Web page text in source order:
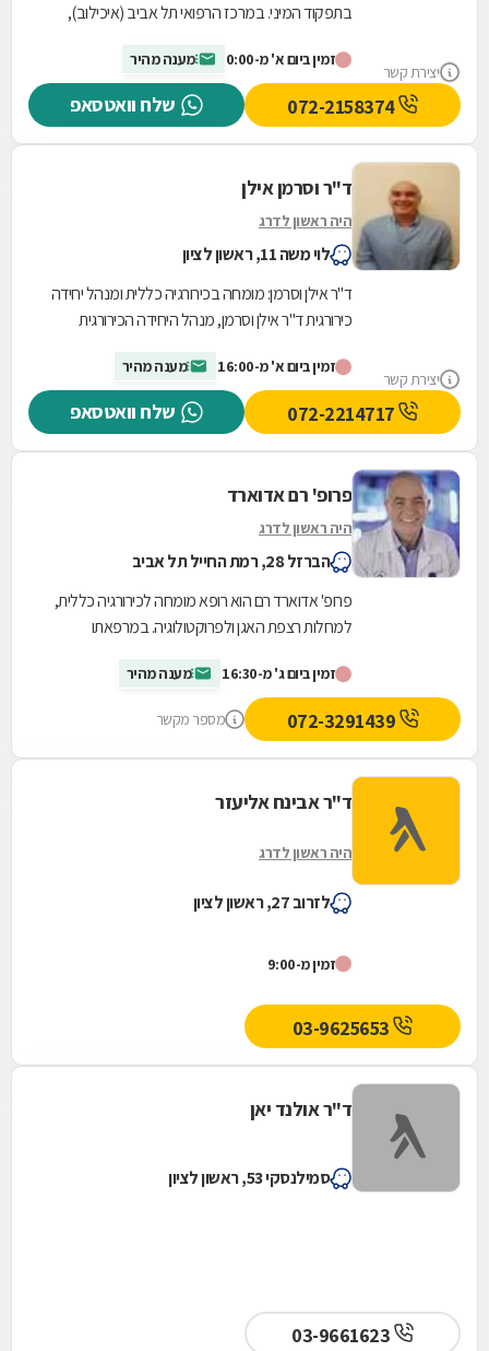
יצירת קשר
בתפקוד המיני. במרכז הרפואי תל אביב (איכילוב),
ומתמחה...
זמין ביום א' מ-0:00 מענה מהיר
שלח וואטסאפ 072-2158374
יצירת קשר
ד"ר וסרמן אילן
היה ראשון לדרג
לוי משה 11, ראשון לציון
ד"ר אילן וסרמן: מומחה בכירורגיה כללית ומנהל יחידה
כירורגית ד"ר אילן וסרמן, מנהל היחידה הכירורגית
זמין ביום א' מ-16:00 מענה מהיר
שלח וואטסאפ
פרופ' רם אדוארד
היה ראשון לדרג
הברזל 28, רמת החייל תל אביב
פרופ' אדוארד רם הוא רופא מומחה לכירורגיה כללית,
למחלות רצפת האגן ולפרוקטולוגיה. במרפאתו
ובטיפול...
זמין ביום ג' מ-16:30 מענה מהיר
מספר מקשר
ד"ר אבינח אליעזר
היה ראשון לדרג
לזרוב 27, ראשון לציון
זמין מ-9:00
03-9625653
ד"ר אולנד יאן
סמילנסקי 53, ראשון לציון